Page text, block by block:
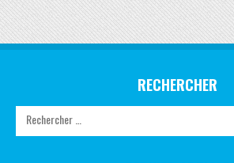
RECHERCHER